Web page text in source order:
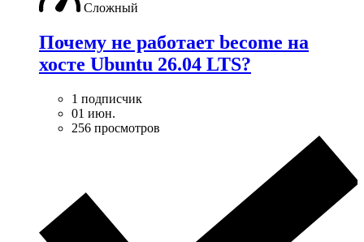
Сложный
Почему не работает become на
хосте Ubuntu 26.04 LTS?
1 подписчик
01 июн.
256 просмотров